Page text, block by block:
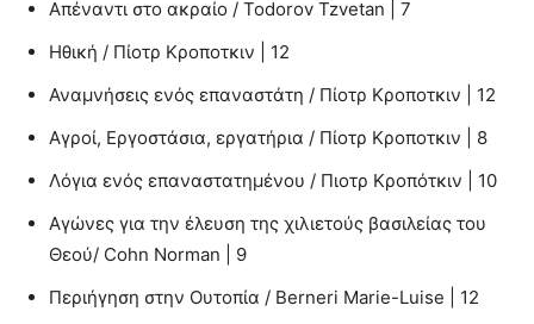
Απέναντι στο ακραίο / Todorov Tzvetan | 7
Ηθική / Πίοτρ Κροποτκιν | 12
Αναμνήσεις ενός επαναστάτη / Πίοτρ Κροποτκιν | 12
Αγροί, Εργοστάσια, εργατήρια / Πίοτρ Κροποτκιν | 8
Λόγια ενός επαναστατημένου / Πιοτρ Κροπότκιν | 10
Αγώνες για την έλευση της χιλιετούς βασιλείας του
Θεού/ Cohn Norman | 9
Περιήγηση στην Ουτοπία / Berneri Marie-Luise | 12